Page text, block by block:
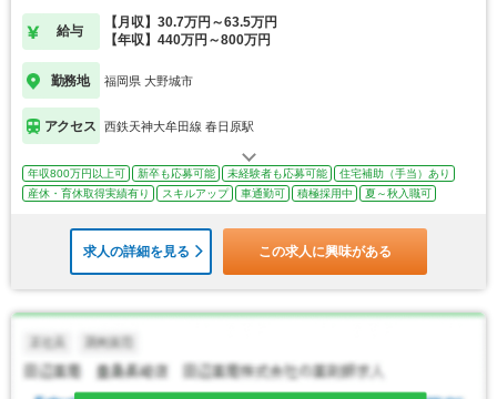
給与
【月収】30.7万円～63.5万円
【年収】440万円～800万円
勤務地 福岡県 大野城市
アクセス 西鉄天神大牟田線 春日原駅
年収800万円以上可 新卒も応募可能 未経験者も応募可能
住宅補助（手当）あり
産休・育休取得実績有り
スキルアップ 車通勤可 積極採用中 夏～秋入職可
求人の詳細を見る この求人に興味がある